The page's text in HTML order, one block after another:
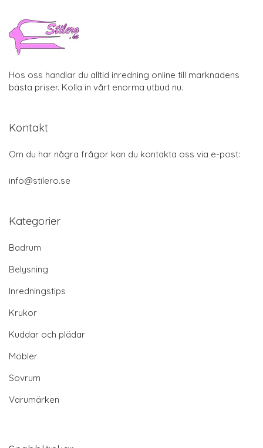
Hos oss handlar du alltid inredning online till marknadens
bästa priser. Kolla in vårt enorma utbud nu.
Kontakt
Om du har några frågor kan du kontakta oss via e-post:
info@stilero.se
Kategorier
Badrum
Belysning
Inredningstips
Krukor
Kuddar och plädar
Möbler
Sovrum
Varumärken